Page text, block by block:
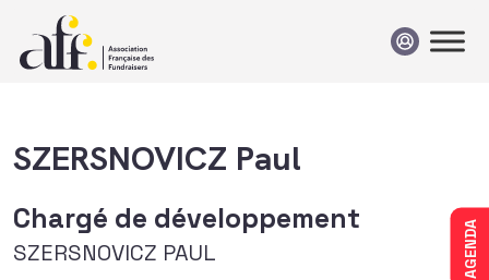
AGENDA
SZERSNOVICZ Paul
Chargé de développement
SZERSNOVICZ PAUL